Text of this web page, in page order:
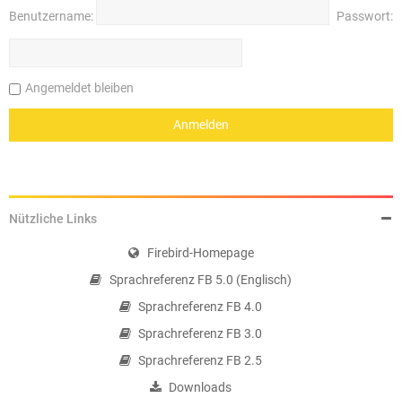
Benutzername: Passwort:
Angemeldet bleiben
Nützliche Links
Firebird-Homepage
Sprachreferenz FB 5.0 (Englisch)
Sprachreferenz FB 4.0
Sprachreferenz FB 3.0
Sprachreferenz FB 2.5
Downloads